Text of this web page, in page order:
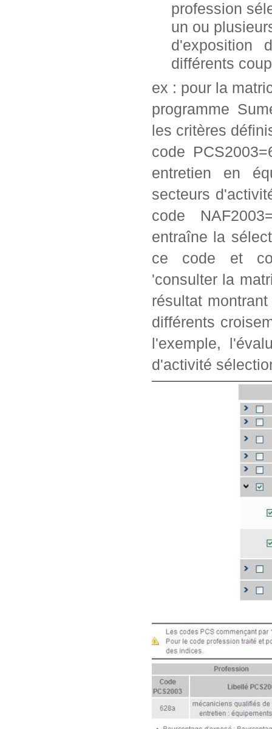
profession
un ou
d'exposition
différents
ex : pour la
programme
les critères
code
entretien en
secteurs
code
entraîne la
ce code et
'consulter la
résultat
différents
l'exemple,
d'activité